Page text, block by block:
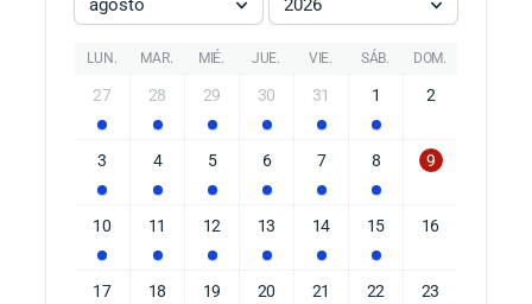
agosto 2026
LUN. MAR. MIÉ. JUE. VIE. SÁB. DOM.
27 28 29 30 31 1 2
3 4 5 6 7 8 9
10 11 12 13 14 15 16
17 18 19 20 21 22 23